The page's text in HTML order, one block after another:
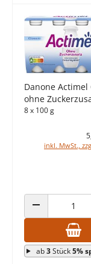
Danone Actimel
ohne
8 x 100 g
inkl. MwSt.,
ANZAHL
ab3Stück5%